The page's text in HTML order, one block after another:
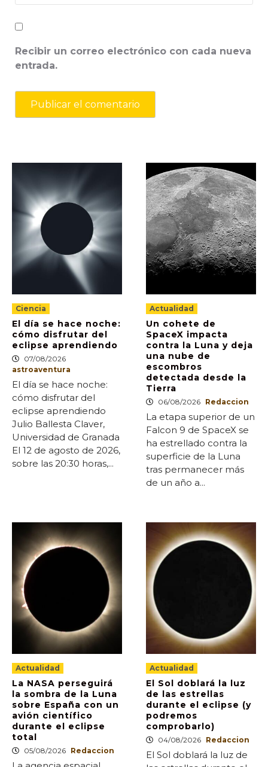
Recibir un correo electrónico con cada nueva
entrada.
Ciencia
El día se hace noche:
cómo disfrutar del
eclipse aprendiendo
07/08/2026
astroaventura
El día se hace noche:
cómo disfrutar del
eclipse aprendiendo
Julio Ballesta Claver,
Universidad de Granada
El 12 de agosto de 2026,
sobre las 20:30 horas,...
Actualidad
Un cohete de
SpaceX impacta
contra la Luna y deja
una nube de
escombros
detectada desde la
Tierra
06/08/2026 Redaccion
La etapa superior de un
Falcon 9 de SpaceX se
ha estrellado contra la
superficie de la Luna
tras permanecer más
de un año a...
Actualidad
La NASA perseguirá
la sombra de la Luna
sobre España con un
avión científico
durante el eclipse
total
05/08/2026 Redaccion
Actualidad
El Sol doblará la luz
de las estrellas
durante el eclipse (y
podremos
comprobarlo)
04/08/2026 Redaccion
El Sol doblará la luz de